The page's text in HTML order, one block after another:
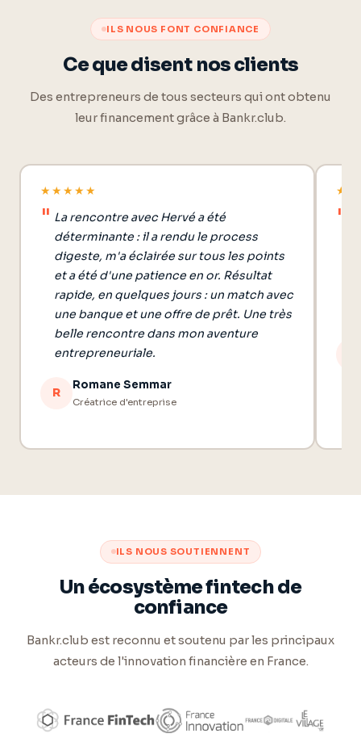
ILS NOUS FONT CONFIANCE
Ce que disent nos clients
Des entrepreneurs de tous secteurs qui ont obtenu
leur financement grâce à Bankr.club.
★★★★★
La rencontre avec Hervé a été
déterminante : il a rendu le process
digeste, m'a éclairée sur tous les points
et a été d'une patience en or. Résultat
rapide, en quelques jours : un match avec
une banque et une offre de prêt. Une très
belle rencontre dans mon aventure
entrepreneuriale.
R
Romane Semmar
Créatrice d'entreprise
ILS NOUS SOUTIENNENT
Un écosystème fintech de
confiance
Bankr.club est reconnu et soutenu par les principaux
acteurs de l'innovation financière en France.